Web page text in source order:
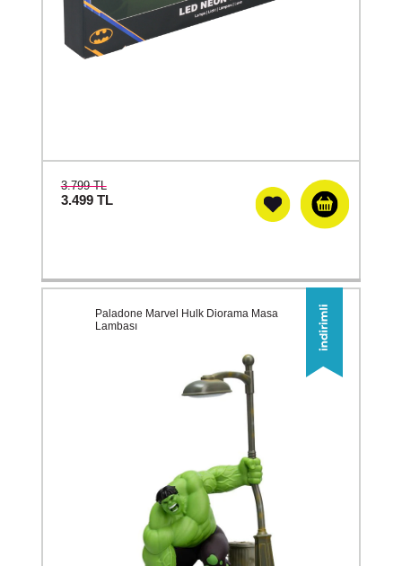
3.799 TL
3.499 TL
Paladone Marvel Hulk Diorama Masa
Lambası